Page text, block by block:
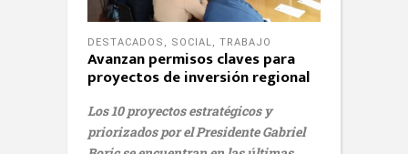
DESTACADOS , SOCIAL, TRABAJO
Avanzan permisos claves para
proyectos de inversión regional
Los 10 proyectos estratégicos y
priorizados por el Presidente Gabriel